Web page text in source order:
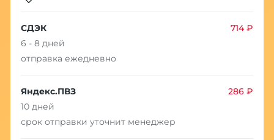
СДЭК
714 ₽
6 - 8 дней
отправка ежедневно
Яндекс.ПВЗ
286 ₽
10 дней
срок отправки уточнит менеджер